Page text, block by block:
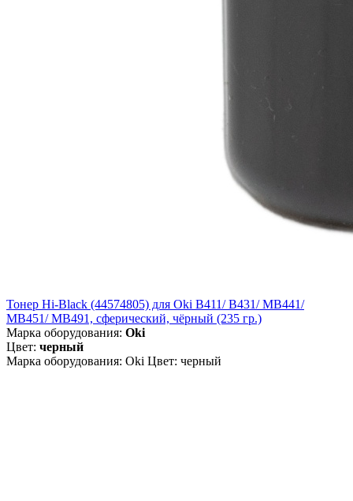
Тонер Hi-Black (44574805) для Oki B411/ B431/ MB441/
MB451/ MB491, сферический, чёрный (235 гр.)
Марка оборудования: Oki
Цвет: черный
Марка оборудования: Oki Цвет: черный